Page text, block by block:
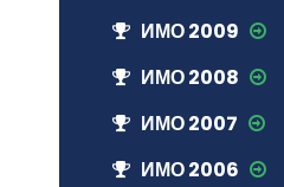
ИМО 2009
ИМО 2008
ИМО 2007
ИМО 2006